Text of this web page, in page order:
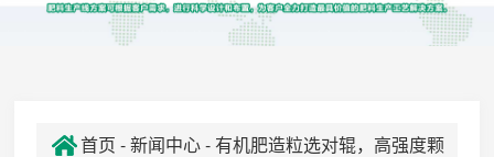
首页 -新闻中心- 有机肥造粒选对辊，高强度颗